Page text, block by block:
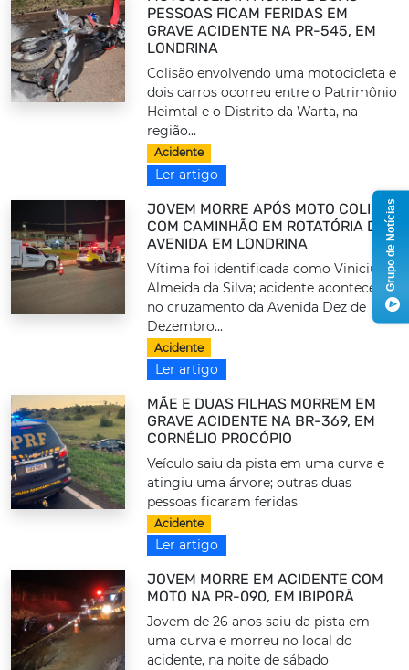
PESSOAS FICAM FERIDAS EM
GRAVE ACIDENTE NA PR-545, EM
LONDRINA
Colisão envolvendo uma motocicleta e
dois carros ocorreu entre o Patrimônio
Heimtal e o Distrito da Warta, na
região...
Acidente
Ler artigo
JOVEM MORRE APÓS MOTO COLIDIR
COM CAMINHÃO EM ROTATÓRIA DE
AVENIDA EM LONDRINA
Vítima foi identificada como Vinicius
Almeida da Silva; acidente aconteceu
no cruzamento da Avenida Dez de
Dezembro...
Acidente
Ler artigo
MÃE E DUAS FILHAS MORREM EM
GRAVE ACIDENTE NA BR-369, EM
CORNÉLIO PROCÓPIO
Veículo saiu da pista em uma curva e
atingiu uma árvore; outras duas
pessoas ficaram feridas
Acidente
Ler artigo
JOVEM MORRE EM ACIDENTE COM
MOTO NA PR-090, EM IBIPORÃ
Jovem de 26 anos saiu da pista em
uma curva e morreu no local do
acidente, na noite de sábado
Grupo de Notícias